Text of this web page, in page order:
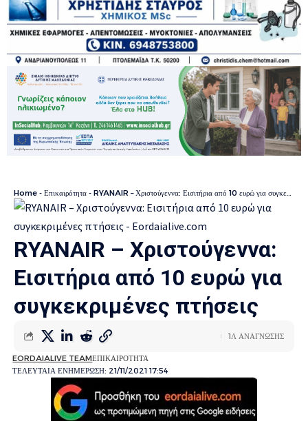
Home - Επικαιρότητα - RYANAIR – Χριστούγεννα: Εισιτήρια από 10 ευρώ για συγκεκριμένες πτήσεις
RYANAIR – Χριστούγεννα:
Εισιτήρια από 10 ευρώ για
συγκεκριμένες πτήσεις
ΤΕΛΕΥΤΑΙΑ ΕΝΗΜΕΡΩΣΗ: 21/11/2021 17:54
EORDAIALIVE TEAMΕΠΙΚΑΙΡΟΤΗΤΑ
1Λ ΑΝΑΓΝΩΣΗΣ